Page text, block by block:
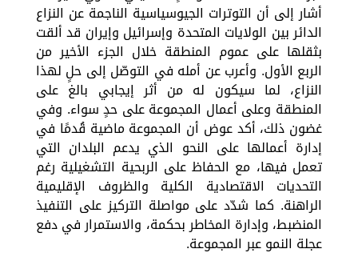
أشار إلى أن التوترات الجيوسياسية الناجمة عن النزاع
الدائر بين الولايات المتحدة وإسرائيل وإيران قد ألقت
بثقلها على عموم المنطقة خلال الجزء الأخير من
الربع الأول. وأعرب عن أمله في التوصّل إلى حلٍ لهذا
النزاع، لما سيكون له من أثر إيجابي بالغ على
المنطقة وعلى أعمال المجموعة على حدٍ سواء. وفي
غضون ذلك، أكد عوض أن المجموعة ماضية قُدمًا في
إدارة أعمالها على النحو الذي يدعم البلدان التي
تعمل فيها، مع الحفاظ على الربحية التشغيلية رغم
التحديات الاقتصادية الكلية والظروف الإقليمية
الراهنة. كما شدّد على مواصلة التركيز على التنفيذ
المنضبط، وإدارة المخاطر بحكمة، والاستمرار في دفع
عجلة النمو عبر المجموعة.